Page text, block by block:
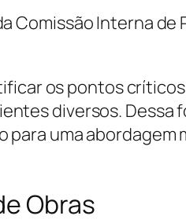
Comissão Interna de
os pontos
diversos. Dessa
uma abordagem
Obras